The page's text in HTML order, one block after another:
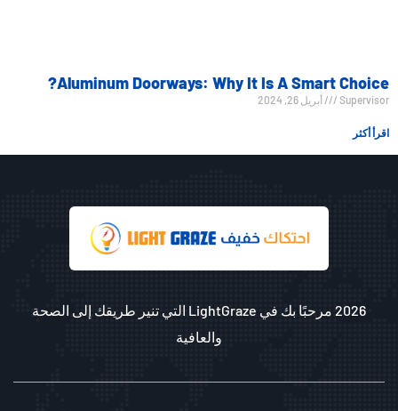
Aluminum Doorways: Why It Is A Smart Choice?
Supervisor أبريل 26, 2024
اقرأ أكثر
2026 مرحبًا بك في LightGraze التي تنير طريقك إلى الصحة
والعافية